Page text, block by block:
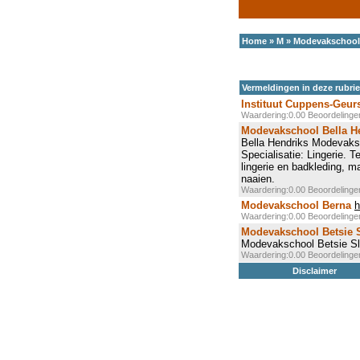
Home » M » Modevakschool
Vermeldingen in deze
Instituut Cuppens-
Waardering:0.00
Modevakschool Bella
Bella Hendriks
Specialisatie: Lingerie.
lingerie en badkleding,
naaien.
Waardering:0.00
Modevakschool Berna
Waardering:0.00
Modevakschool Betsie
Modevakschool Betsie
Waardering:0.00
Disclaimer